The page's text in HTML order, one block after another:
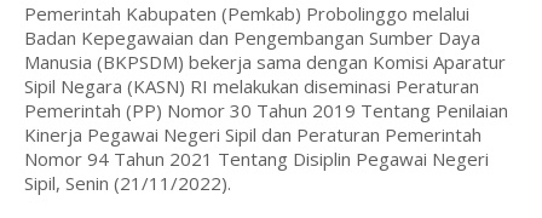
Pemerintah Kabupaten (Pemkab) Probolinggo melalui
Badan Kepegawaian dan Pengembangan Sumber Daya
Manusia (BKPSDM) bekerja sama dengan Komisi Aparatur
Sipil Negara (KASN) RI melakukan diseminasi Peraturan
Pemerintah (PP) Nomor 30 Tahun 2019 Tentang Penilaian
Kinerja Pegawai Negeri Sipil dan Peraturan Pemerintah
Nomor 94 Tahun 2021 Tentang Disiplin Pegawai Negeri
Sipil, Senin (21/11/2022).